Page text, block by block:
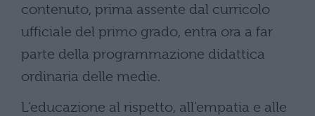
contenuto, prima assente dal curricolo
ufficiale del primo grado, entra ora a far
parte della programmazione didattica
ordinaria delle medie.
L’educazione al rispetto, all’empatia e alle